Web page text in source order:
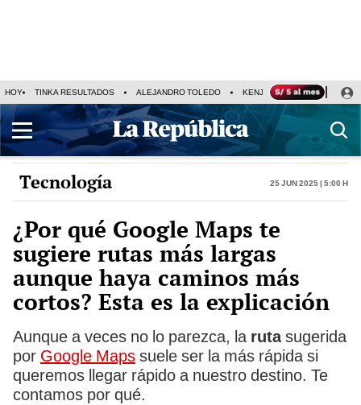
HOY TINKA RESULTADOS ALEJANDRO TOLEDO KENJI FUJIMORI
Tecnología 25 Jun 2025 | 5:00 h
¿Por qué Google Maps te
sugiere rutas más largas
aunque haya caminos más
cortos? Esta es la explicación
Aunque a veces no lo parezca, la rutasugerida
por Google Maps suele ser la más rápida si
queremos llegar rápido a nuestro destino. Te
contamos por qué.